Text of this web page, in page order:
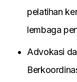
pelatihan
lembaga
Advokasi